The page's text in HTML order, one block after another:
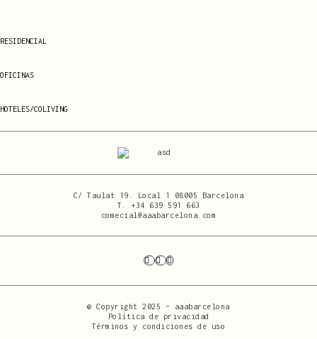
RESIDENCIAL
OFICINAS
HOTELES/COLIVING
C/ Taulat 19. Local 1 08005 Barcelona
T. +34 639 591 663
comecial@aaabarcelona.com
© Copyright 2025 – aaabarcelona
Política de privacidad
Términos y condiciones de uso